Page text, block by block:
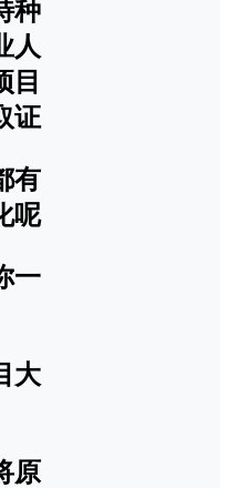
有
呢
一
大
原